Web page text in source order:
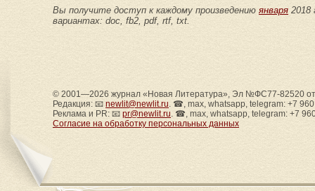
Вы получите доступ к каждому произведению января 2018
вариантах: doc, fb2, pdf, rtf, txt.
© 2001—2026 журнал «Новая Литература», Эл №ФС77-82520
Редакция: 📧 newlit@newlit.ru. ☎, max, whatsapp, telegram: +7
Реклама и PR: 📧 pr@newlit.ru. ☎, max, whatsapp, telegram: +7
Согласие на обработку персональных данных